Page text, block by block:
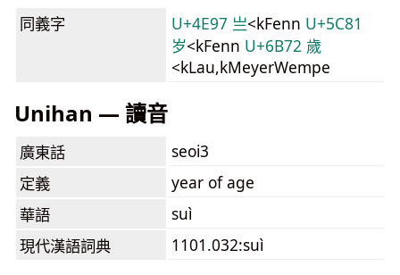
同義字 U+4E97 亗<kFenn U+5C81
岁<kFenn U+6B72 歲
<kLau,kMeyerWempe
Unihan — 讀音
廣東話
seoi3
定義
year of age
華語
suì
現代漢語詞典
1101.032:suì